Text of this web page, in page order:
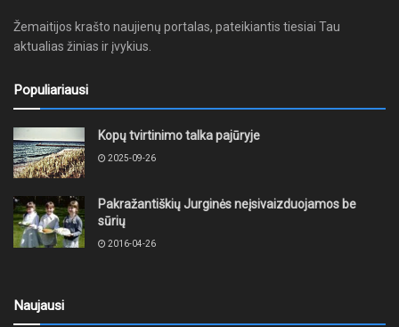
Žemaitijos krašto naujienų portalas, pateikiantis tiesiai Tau
aktualias žinias ir įvykius.
Populiariausi
Kopų tvirtinimo talka pajūryje
2025-09-26
Pakražantiškių Jurginės neįsivaizduojamos be
sūrių
2016-04-26
Naujausi